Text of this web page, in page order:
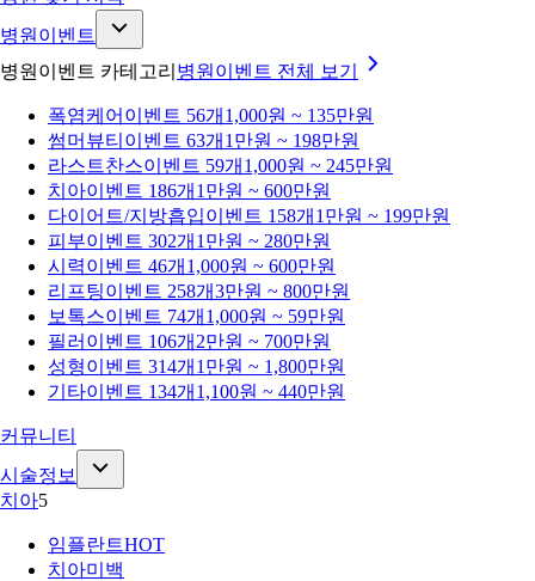
병원이벤트
병원이벤트 카테고리 병원이벤트 전체 보기
폭염케어 이벤트 56개 1,000원 ~ 135만원
썸머뷰티 이벤트 63개 1만원 ~ 198만원
라스트찬스이벤트 59개 1,000원 ~ 245만원
치아이벤트 186개 1만원 ~ 600만원
다이어트/지방흡입이벤트 158개 1만원 ~ 199만원
피부이벤트 302개 1만원 ~ 280만원
시력이벤트 46개 1,000원 ~ 600만원
리프팅이벤트 258개3만원 ~ 800만원
보톡스이벤트 74개 1,000원 ~ 59만원
필러 이벤트 106개 2만원 ~ 700만원
성형이벤트 314개 1만원 ~ 1,800만원
기타이벤트 134개 1,100원 ~ 440만원
커뮤니티
시술정보
치아5
임플란트HOT
치아미백